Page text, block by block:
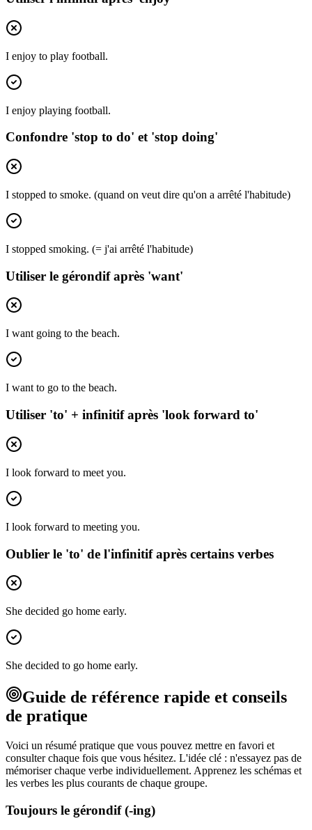
I enjoy to play football.
I enjoy playing football.
Confondre 'stop to do' et 'stop doing'
I stopped to smoke. (quand on veut dire qu'on a arrêté l'habitude)
I stopped smoking. (= j'ai arrêté l'habitude)
Utiliser le gérondif après 'want'
I want going to the beach.
I want to go to the beach.
Utiliser 'to' + infinitif après 'look forward to'
I look forward to meet you.
I look forward to meeting you.
Oublier le 'to' de l'infinitif après certains verbes
She decided go home early.
She decided to go home early.
Guide de référence rapide et conseils
de pratique
Voici un résumé pratique que vous pouvez mettre en favori et
consulter chaque fois que vous hésitez. L'idée clé : n'essayez pas de
mémoriser chaque verbe individuellement. Apprenez les schémas et
les verbes les plus courants de chaque groupe.
Toujours le gérondif (-ing)